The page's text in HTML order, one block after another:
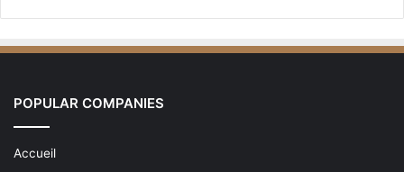
POPULAR COMPANIES
Accueil